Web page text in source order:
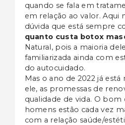
quando se fala em
em relação ao valor. Aqui
dúvida que está sempre
quanto custa botox
Natural, pois a maioria
familiarizada ainda com
do autocuidado.
Mas o ano de 2022 já
ele, as promessas de
qualidade de vida. O bom
homens estão cada vez
com a relação saúde/